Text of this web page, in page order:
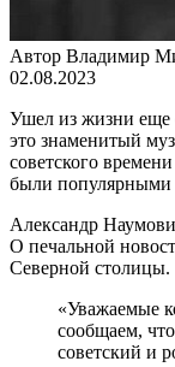
Автор Владимир
02.08.2023
Ушел из жизни еще
это знаменитый
советского
были
Александр
О печальной
Северной столицы.
«Уважаемые
сообщаем, что
советский и